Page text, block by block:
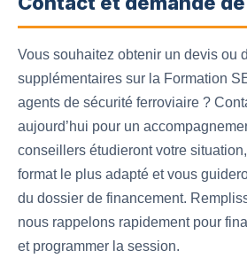
Vous souhaitez obtenir un devis ou
supplémentaires sur la Formation
agents de sécurité ferroviaire ?
aujourd’hui pour un
conseillers étudieront votre
format le plus adapté et vous
du dossier de financement.
nous rappelons rapidement pour
et programmer la session.